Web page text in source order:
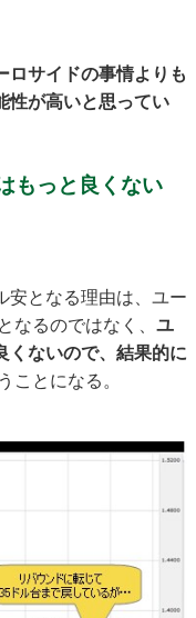
ロサイドの事情よりも
性が高いと思ってい
もっと良くない
となる理由は、ユー
なるのではなく、 ユ
くないので、結果的に
ことになる。